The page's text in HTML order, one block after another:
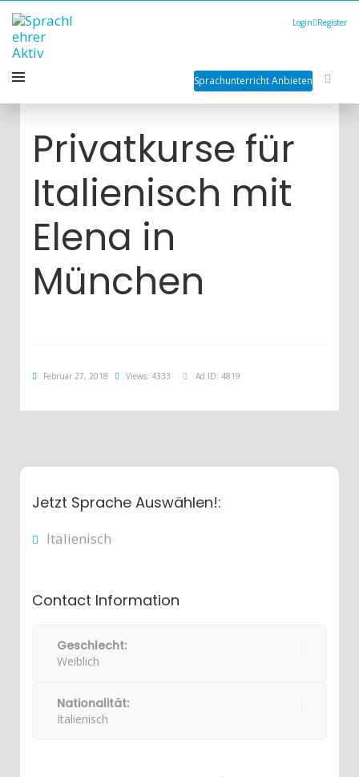
Login Register
Sprachunterricht Anbieten
Privatkurse für
Italienisch mit
Elena in
München
Februar 27, 2018 Views: 4333 Ad ID: 4819
Jetzt Sprache Auswählen!:
Italienisch
Contact Information
Geschlecht:
Weiblich
Nationalität:
Italienisch